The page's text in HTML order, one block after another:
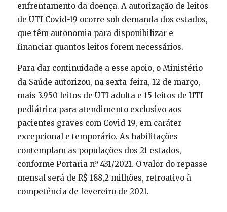
enfrentamento da doença. A autorização de leitos
de UTI Covid-19 ocorre sob demanda dos estados,
que têm autonomia para disponibilizar e
financiar quantos leitos forem necessários.
Para dar continuidade a esse apoio, o Ministério
da Saúde autorizou, na sexta-feira, 12 de março,
mais 3.950 leitos de UTI adulta e 15 leitos de UTI
pediátrica para atendimento exclusivo aos
pacientes graves com Covid-19, em caráter
excepcional e temporário. As habilitações
contemplam as populações dos 21 estados,
conforme Portaria nº 431/2021. O valor do repasse
mensal será de R$ 188,2 milhões, retroativo à
competência de fevereiro de 2021.